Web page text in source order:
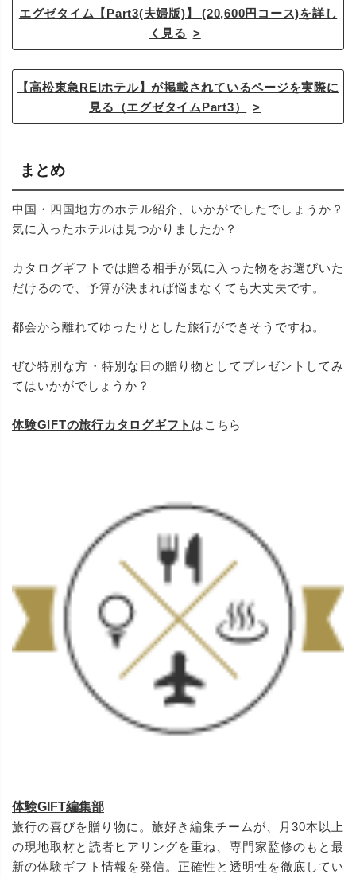
エグゼタイム【Part3(夫婦版)】 (20,600円コース)を詳し
く見る
【高松東急REIホテル】が掲載されているページを実際に
見る（エグゼタイムPart3）
まとめ
中国・四国地方のホテル紹介、いかがでしたでしょうか？
気に入ったホテルは見つかりましたか？
カタログギフトでは贈る相手が気に入った物をお選びいた
だけるので、予算が決まれば悩まなくても大丈夫です。
都会から離れてゆったりとした旅行ができそうですね。
ぜひ特別な方・特別な日の贈り物としてプレゼントしてみ
てはいかがでしょうか？
体験GIFTの旅行カタログギフト はこちら
体験GIFT編集部
旅行の喜びを贈り物に。旅好き編集チームが、月30本以上
の現地取材と読者ヒアリングを重ね、専門家監修のもと最
新の体験ギフト情報を発信。正確性と透明性を徹底してい